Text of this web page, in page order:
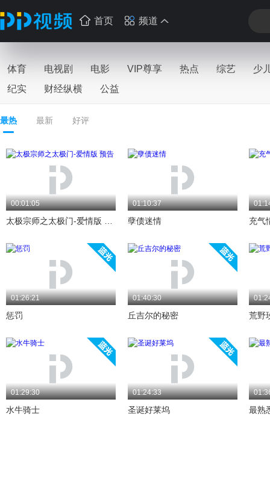
首页 频道
体育 电视剧 电影 VIP尊享 热点 综艺
少
纪实
财经纵横 公益
最热 最新 好评
00:01:05 01:10:37
孽债迷情 充气
01:26:21
惩罚
01:40:30
丘吉尔的秘密 荒野
01:29:30
水牛骑士
01:24:33
圣诞好莱坞 最熟